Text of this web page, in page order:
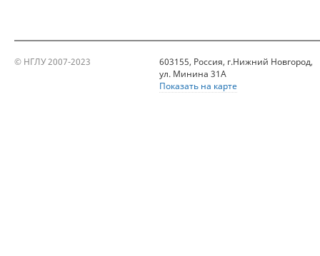
© НГЛУ 2007-2023
603155, Россия, г.Нижний Новгород,
ул. Минина 31А
Показать на карте